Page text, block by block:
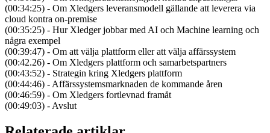
(00:34:25) - Om Xledgers leveransmodell gällande att leverera via
cloud kontra on-premise
(00:35:25) - Hur Xledger jobbar med AI och Machine learning och
några exempel
(00:39:47) - Om att välja plattform eller att välja affärssystem
(00:42.26) - Om Xledgers plattform och samarbetspartners
(00:43:52) - Strategin kring Xledgers plattform
(00:44:46) - Affärssystemsmarknaden de kommande åren
(00:46:59) - Om Xledgers fortlevnad framåt
(00:49:03) - Avslut